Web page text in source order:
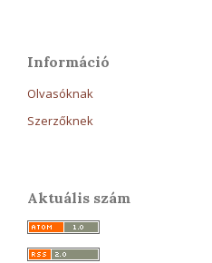
Információ
Olvasóknak
Szerzőknek
Aktuális szám